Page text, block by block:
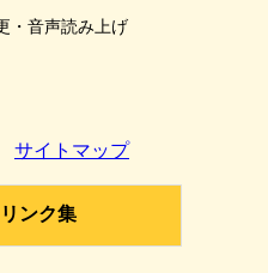
・音声読み上げ
サイトマップ
リンク集